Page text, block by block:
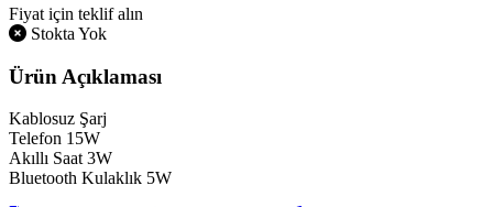
Fiyat için teklif alın
Stokta Yok
Ürün Açıklaması
Kablosuz Şarj
Telefon 15W
Akıllı Saat 3W
Bluetooth Kulaklık 5W